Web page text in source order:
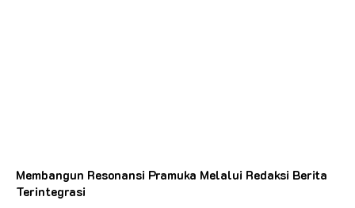
Membangun Resonansi Pramuka Melalui Redaksi Berita
Terintegrasi